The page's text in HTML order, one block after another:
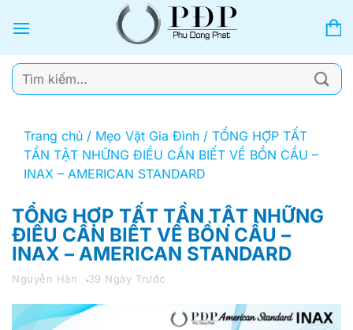
qua
dung
Tìm
kiếm:
Trang chủ / Mẹo Vặt Gia Đình / TỔNG HỢP TẤT
TẦN TẬT NHỮNG ĐIỀU CẦN BIẾT VỀ BỒN CẦU –
INAX – AMERICAN STANDARD
TỔNG HỢP TẤT TẦN TẬT NHỮNG
ĐIỀU CẦN BIẾT VỀ BỒN CẦU –
INAX – AMERICAN STANDARD
Nguyễn Hân 39 Ngày Trước